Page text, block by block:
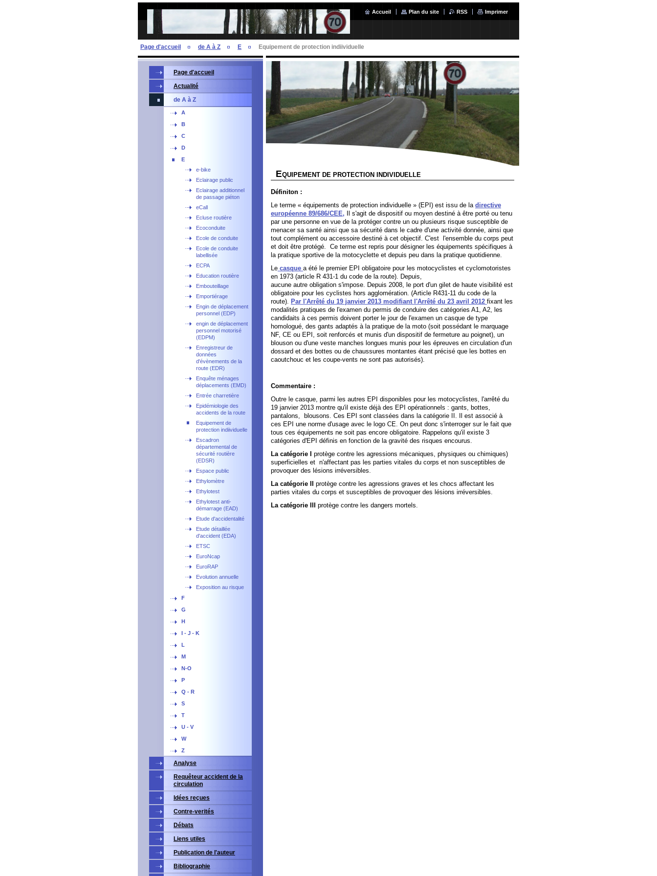
Accueil Plan du site RSS Imprimer
Page d'accueil de A à Z E Equipement de protection indiividuelle
EQUIPEMENT DE PROTECTION INDIVIDUELLE
Définiton :
Le terme « équipements de protection individuelle » (EPI) est issu de la directive
européenne 89/686/CEE, Il s'agit de dispositif ou moyen destiné à être porté ou tenu
par une personne en vue de la protéger contre un ou plusieurs risque susceptible de
menacer sa santé ainsi que sa sécurité dans le cadre d'une activité donnée, ainsi que
tout complément ou accessoire destiné à cet objectif. C'est l'ensemble du corps peut
et doit être protégé. Ce terme est repris pour désigner les équipements spécifiques à
la pratique sportive de la motocyclette et depuis peu dans la pratique quotidienne.
Le casque a été le premier EPI obligatoire pour les motocyclistes et cyclomotoristes
en 1973 (article R 431-1 du code de la route). Depuis,
aucune autre obligation s'impose. Depuis 2008, le port d'un gilet de haute visibilité est
obligatoire pour les cyclistes hors agglomération. (Article R431-11 du code de la
route). Par l'Arrêté du 19 janvier 2013 modifiant l'Arrêté du 23 avril 2012 fixant les
modalités pratiques de l'examen du permis de conduire des catégories A1, A2, les
candidaits à ces permis doivent porter le jour de l'examen un casque de type
homologué, des gants adaptés à la pratique de la moto (soit possédant le marquage
NF, CE ou EPI, soit renforcés et munis d'un dispositif de fermeture au poignet), un
blouson ou d'une veste manches longues munis pour les épreuves en circulation d'un
dossard et des bottes ou de chaussures montantes étant précisé que les bottes en
caoutchouc et les coupe-vents ne sont pas autorisés).
Commentaire :
Outre le casque, parmi les autres EPI disponibles pour les motocyclistes, l'arrêté du
19 janvier 2013 montre qu'il existe déjà des EPI opérationnels : gants, bottes,
pantalons, blousons. Ces EPI sont classées dans la catégorie II. Il est associé à
ces EPI une norme d'usage avec le logo CE. On peut donc s'interroger sur le fait que
tous ces équipements ne soit pas encore obligatoire. Rappelons qu'il existe 3
catégories d'EPI définis en fonction de la gravité des risques encourus.
La catégorie I
protège contre les agressions mécaniques, physiques ou chimiques)
superficielles et n'affectant pas les parties vitales du corps et non susceptibles de
provoquer des lésions irréversibles.
La catégorie II
protège contre les agressions graves et les chocs affectant les
parties vitales du corps et susceptibles de provoquer des lésions irréversibles.
La catégorie III
protège contre les dangers mortels.
Page d'accueil
Actualité
de A à Z
A
B
C
D
E
e-bike
Eclairage public
Eclairage additionnel
de passage piéton
eCall
Ecluse routière
Ecoconduite
Ecole de conduite
Ecole de conduite
labellisée
ECPA
Education routière
Embouteillage
Emportiérage
Engin de déplacement
personnel (EDP)
engin de déplacement
personnel motorisé
(EDPM)
Enregistreur de
données
d'évènements de la
route (EDR)
Enquête ménages
déplacements (EMD)
Entrée charretière
Epidémiologie des
accidents de la route
Equipement de
protection indiividuelle
Escadron
départemental de
sécurité routière
(EDSR)
Espace public
Ethylomètre
Ethylotest
Ethylotest anti-
démarrage (EAD)
Etude d'accidentalité
Etude détaillée
d'accident (EDA)
ETSC
EuroNcap
EuroRAP
Evolution annuelle
Exposition au risque
F
G
H
I - J - K
L
M
N-O
P
Q - R
S
T
U - V
W
Z
Analyse
Requêteur accident de la
circulation
Idées reçues
Contre-verités
Débats
Liens utiles
Publication de l'auteur
Bibliographie